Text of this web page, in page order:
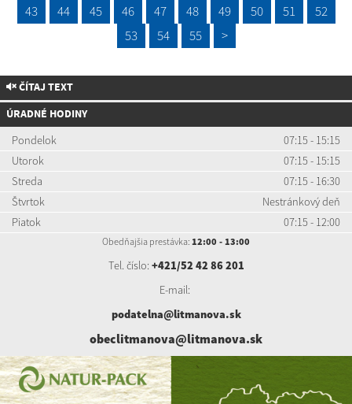
43
44 45 46 47 48 49 50 51
52
53
54 55 >
ČÍTAJ TEXT
ÚRADNÉ HODINY
Pondelok
07:15 - 15:15
Utorok
07:15 - 15:15
Streda
07:15 - 16:30
Štvrtok
Nestránkový deň
Piatok
07:15 - 12:00
Obedňajšia prestávka: 12:00 - 13:00
Tel. číslo: +421/52 42 86 201
E-mail:
podatelna@litmanova.sk
obeclitmanova@litmanova.sk